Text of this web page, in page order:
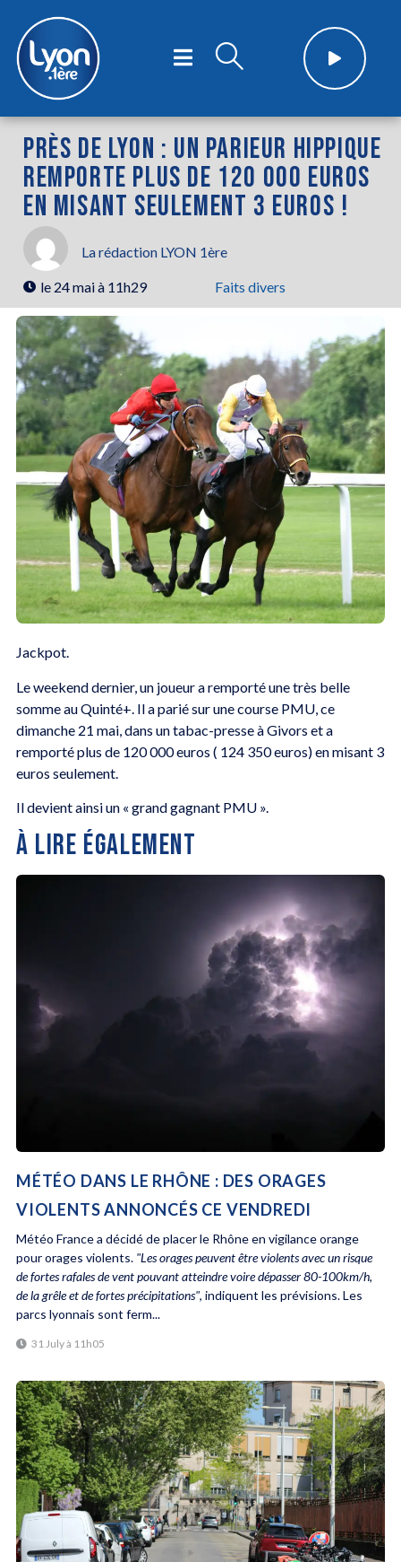
PRÈS DE LYON : UN PARIEUR HIPPIQUE
REMPORTE PLUS DE 120 000 EUROS
EN MISANT SEULEMENT 3 EUROS !
La rédaction LYON 1ère
le 24 mai à 11h29 Faits divers
Jackpot.
Le weekend dernier, un joueur a remporté une très belle
somme au Quinté+. Il a parié sur une course PMU, ce
dimanche 21 mai, dans un tabac-presse à Givors et a
remporté plus de 120 000 euros ( 124 350 euros) en misant 3
euros seulement.
Il devient ainsi un « grand gagnant PMU ».
À LIRE ÉGALEMENT
MÉTÉO DANS LE RHÔNE : DES ORAGES
VIOLENTS ANNONCÉS CE VENDREDI
Météo France a décidé de placer le Rhône en vigilance orange
pour orages violents. "Les orages peuvent être violents avec un risque
de fortes rafales de vent pouvant atteindre voire dépasser 80-100km/h,
de la grêle et de fortes précipitations", indiquent les prévisions. Les
parcs lyonnais sont ferm...
31 July à 11h05